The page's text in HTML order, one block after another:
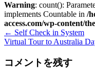
Warning: count():
implements Countable in /
access.com/wp-content/
← Self Check in System
Virtual Tour to Australia
コメントを残す